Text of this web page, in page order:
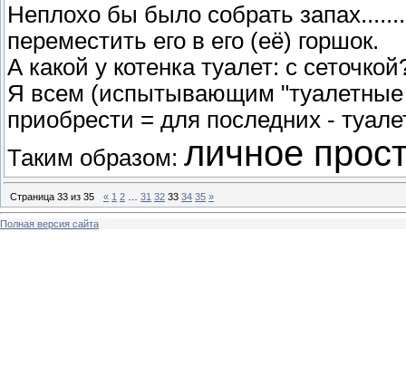
Неплохо бы было собрать
переместить его в его (её) горшок.
А какой у котенка туалет: с
Я всем (испытывающим "туалетные
приобрести = для последних -
Таким образом: личное
Страница 33 из 35 « 1 2 31 32 33 34 35 »
Полная версия сайта